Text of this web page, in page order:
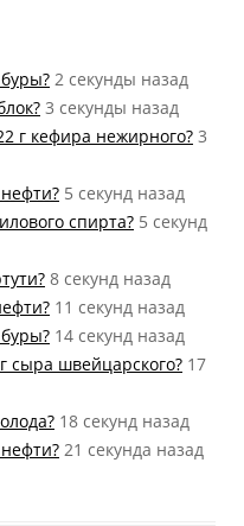
2 секунды назад
3 секунды назад
г кефира нежирного? 3
5 секунд назад
спирта? 5 секунд
8 секунд назад
11 секунд назад
14 секунд назад
сыра швейцарского? 17
18 секунд назад
21 секунда назад